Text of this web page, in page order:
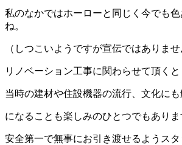
私のなかではホーローと同じく今でも
ね。
（しつこいようですが宣伝ではありませ
リノベーション工事に関わらせて頂くと
当時の建材や住設機器の流行、文化に
になることも楽しみのひとつでもありま
安全第一で無事にお引き渡せるようスタ